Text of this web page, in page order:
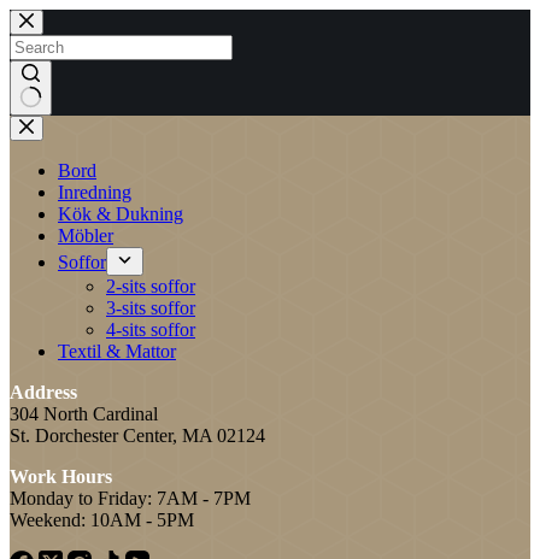
Skip
to
content
No
results
Bord
Inredning
Kök & Dukning
Möbler
Soffor
2-sits soffor
3-sits soffor
4-sits soffor
Textil & Mattor
Address
304 North Cardinal
St. Dorchester Center, MA 02124
Work Hours
Monday to Friday: 7AM - 7PM
Weekend: 10AM - 5PM